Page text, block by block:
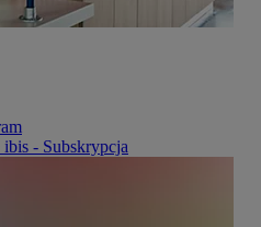
- Subskrypcja